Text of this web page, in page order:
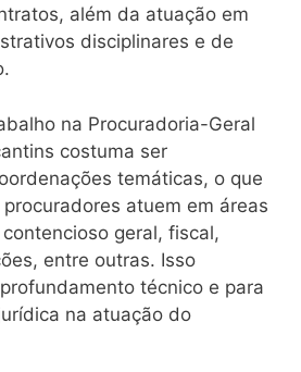
além da atuação em
disciplinares e de
na Procuradoria-Geral
costuma ser
temáticas, o que
atuem em áreas
geral, fiscal,
entre outras. Isso
técnico e para
na atuação do